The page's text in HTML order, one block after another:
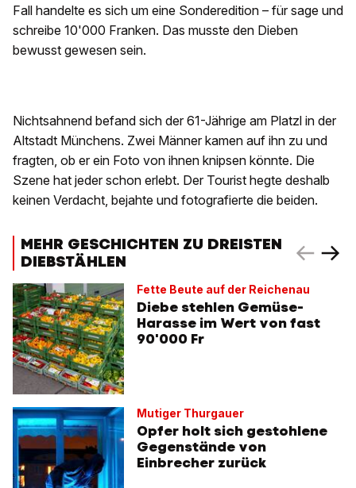
Fall handelte es sich um eine Sonderedition – für sage und
schreibe 10'000 Franken. Das musste den Dieben
bewusst gewesen sein.
Nichtsahnend befand sich der 61-Jährige am Platzl in der
Altstadt Münchens. Zwei Männer kamen auf ihn zu und
fragten, ob er ein Foto von ihnen knipsen könnte. Die
Szene hat jeder schon erlebt. Der Tourist hegte deshalb
keinen Verdacht, bejahte und fotografierte die beiden.
MEHR GESCHICHTEN ZU DREISTEN
DIEBSTÄHLEN
Fette Beute auf der Reichenau
Diebe stehlen Gemüse-
Harasse im Wert von fast
90'000 Fr
Mutiger Thurgauer
Opfer holt sich gestohlene
Gegenstände von
Einbrecher zurück